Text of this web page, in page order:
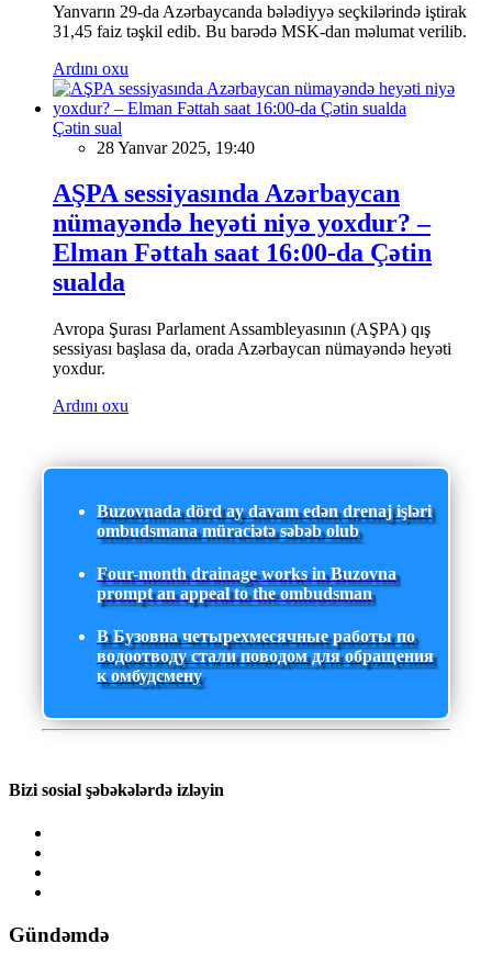
Yanvarın 29-da Azərbaycanda bələdiyyə seçkilərində iştirak
31,45 faiz təşkil edib. Bu barədə MSK-dan məlumat verilib.
Ardını oxu
Çətin sual
28 Yanvar 2025, 19:40
AŞPA sessiyasında Azərbaycan
nümayəndə heyəti niyə yoxdur? –
Elman Fəttah saat 16:00-da Çətin
sualda
Avropa Şurası Parlament Assambleyasının (AŞPA) qış
sessiyası başlasa da, orada Azərbaycan nümayəndə heyəti
yoxdur.
Ardını oxu
Buzovnada dörd ay davam edən drenaj işləri
ombudsmana müraciətə səbəb olub
Four-month drainage works in Buzovna
prompt an appeal to the ombudsman
В Бузовна четырехмесячные работы по
водоотводу стали поводом для обращения
к омбудсмену
Bizi sosial şəbəkələrdə izləyin
Gündəmdə